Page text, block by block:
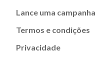
Lance uma campanha
Termos e condições
Privacidade